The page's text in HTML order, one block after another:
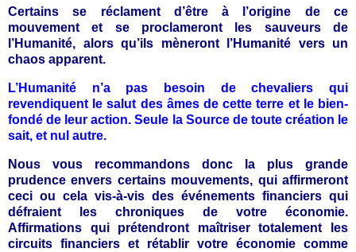
Certains se réclament d’être à l’origine de ce
mouvement et se proclameront les sauveurs de
l’Humanité, alors qu’ils mèneront l’Humanité vers un
chaos apparent.
L’Humanité n’a pas besoin de chevaliers qui
revendiquent le salut des âmes de cette terre et le bien-
fondé de leur action. Seule la Source de toute création le
sait, et nul autre.
Nous vous recommandons donc la plus grande
prudence envers certains mouvements, qui affirmeront
ceci ou cela vis-à-vis des événements financiers qui
défraient les chroniques de votre économie.
Affirmations qui prétendront maîtriser totalement les
circuits financiers et rétablir votre économie comme